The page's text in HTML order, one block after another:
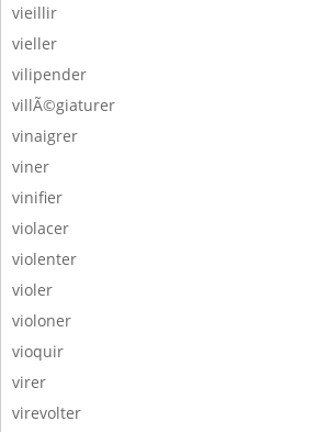
vieillir
vieller
vilipender
villÃ©giaturer
vinaigrer
viner
vinifier
violacer
violenter
violer
violoner
vioquir
virer
virevolter